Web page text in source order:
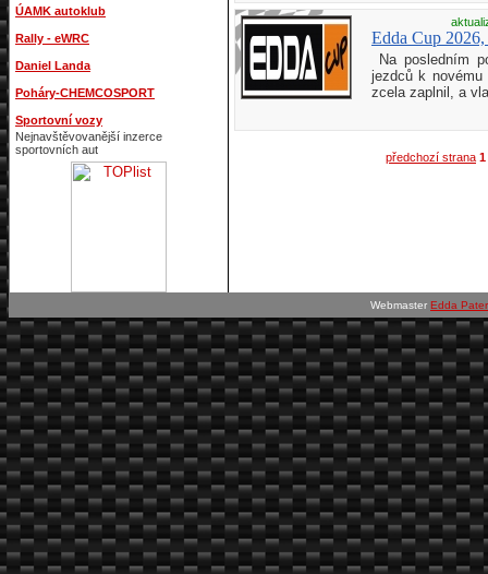
ÚAMK autoklub
Rally - eWRC
Daniel Landa
Poháry-CHEMCOSPORT
Sportovní vozy
Nejnavštěvovanější inzerce
sportovních aut
Edda Cup
Na posledním
jezdců k
zcela zaplnil, a
předchozí strana 1
Webmaster Edda